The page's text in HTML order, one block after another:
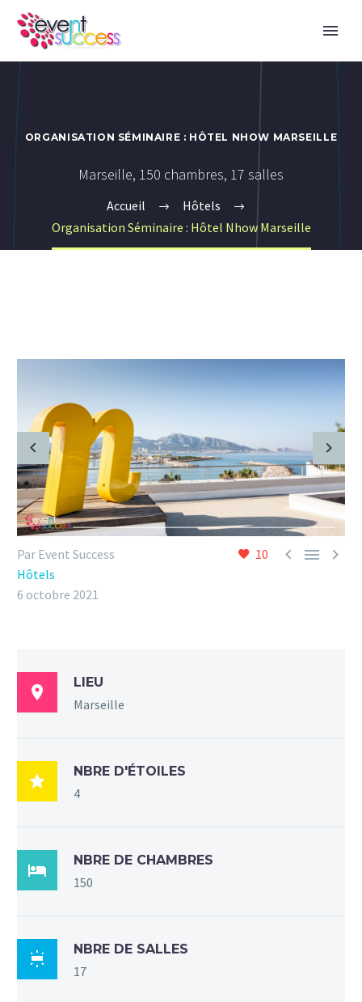
ORGANISATION SÉMINAIRE : HÔTEL NHOW MARSEILLE
Marseille, 150 chambres, 17 salles
Accueil
Hôtels
Organisation Séminaire : Hôtel Nhow Marseille
10   
Par Event Success
Hôtels
6 octobre 2021

LIEU
Marseille

NBRE D'ÉTOILES
4

NBRE DE CHAMBRES
150

NBRE DE SALLES
17